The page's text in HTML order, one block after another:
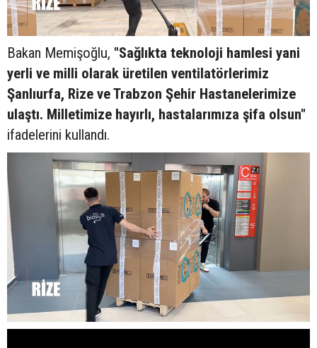
Bakan Memişoğlu, "Sağlıkta teknoloji hamlesi yani
yerli ve milli olarak üretilen ventilatörlerimiz
Şanlıurfa, Rize ve Trabzon Şehir Hastanelerimize
ulaştı. Milletimize hayırlı, hastalarımıza şifa olsun"
ifadelerini kullandı.